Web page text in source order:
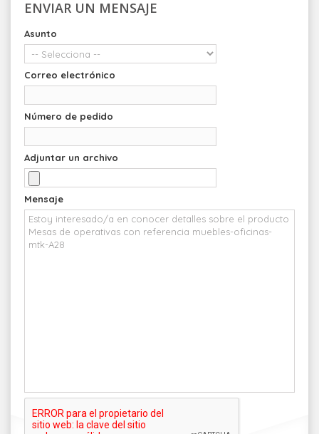
ENVIAR UN MENSAJE
Asunto
Correo electrónico
Número de pedido
Adjuntar un archivo
Mensaje